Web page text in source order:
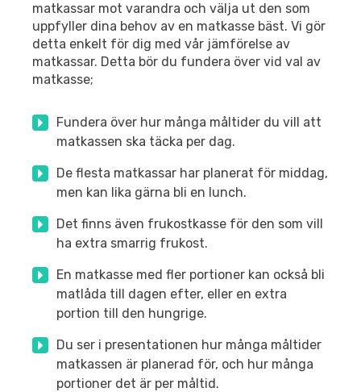
matkassar mot varandra och välja ut den som
uppfyller dina behov av en matkasse bäst. Vi gör
detta enkelt för dig med vår jämförelse av
matkassar. Detta bör du fundera över vid val av
matkasse;
Fundera över hur många måltider du vill att
matkassen ska täcka per dag.
De flesta matkassar har planerat för middag,
men kan lika gärna bli en lunch.
Det finns även frukostkasse för den som vill
ha extra smarrig frukost.
En matkasse med fler portioner kan också bli
matlåda till dagen efter, eller en extra
portion till den hungrige.
Du ser i presentationen hur många måltider
matkassen är planerad för, och hur många
portioner det är per måltid.